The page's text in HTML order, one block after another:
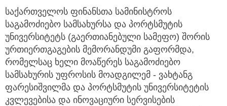
საქართველოს ფინანსთა სამინისტროს
საგამოძიებო სამსახურსა და პორტსმუტის
უნივერსიტეტს (გაერთიანებული სამეფო) შორის
ურთიერთგაგების მემორანდუმი გაფორმდა,
რომელსაც ხელი მოაწერეს საგამოძიებო
სამსახურის უფროსის მოადგილემ - ვახტანგ
ფარესიშვილმა და პორტსმუტის უნივერსიტეტის
კვლევებისა და ინოვაციური სერვისების